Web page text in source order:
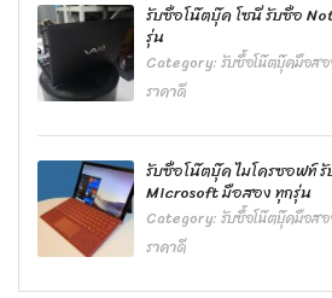
รับซื้อโน๊ตบุ๊ค โซนี่ รับซื้อ
รุ่น
Category:รับซื้อโน๊ตบุ๊คมือส
ราคาดี
รับซื้อโน๊ตบุ๊ค ไมโครซอฟท์
Microsoft มือสอง ทุกรุ่น
Category:รับซื้อโน๊ตบุ๊คมือส
ราคาดี